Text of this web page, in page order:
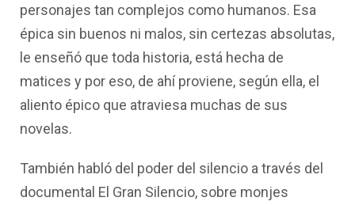
personajes tan complejos como humanos. Esa
épica sin buenos ni malos, sin certezas absolutas,
le enseñó que toda historia, está hecha de
matices y por eso, de ahí proviene, según ella, el
aliento épico que atraviesa muchas de sus
novelas.
También habló del poder del silencio a través del
documental El Gran Silencio, sobre monjes